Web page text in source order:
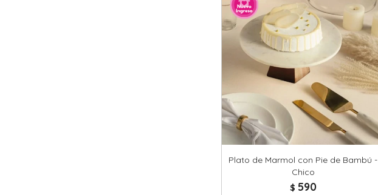
Plato de Marmol con Pie de Bambú -
Chico
$ 590